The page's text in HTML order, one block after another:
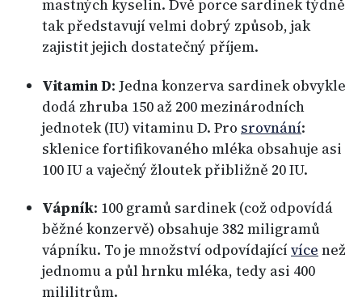
mastných kyselin. Dvě porce sardinek týdně
tak představují velmi dobrý způsob, jak
zajistit jejich dostatečný příjem.
Vitamin D: Jedna konzerva sardinek obvykle
dodá zhruba 150 až 200 mezinárodních
jednotek (IU) vitaminu D. Pro srovnání:
sklenice fortifikovaného mléka obsahuje asi
100 IU a vaječný žloutek přibližně 20 IU.
Vápník: 100 gramů sardinek (což odpovídá
běžné konzervě) obsahuje 382 miligramů
vápníku. To je množství odpovídající více než
jednomu a půl hrnku mléka, tedy asi 400
mililitrům.